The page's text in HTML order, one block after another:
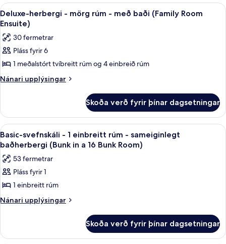
rúm
-
með
baði
(Standard
King
1
stórt
tvíbreitt
rúm
baði
(Standard
King
Skoða
allar
myndir
fyrir
Deluxe-
herbergi
-
-
með
baði
(Family
Room
Ensuite)
Deluxe-herbergi - mörg rúm - með
15
Deluxe-herbergi - mörg rúm - með baði (Family Room
Ensuite)
30 fermetrar
Pláss fyrir 6
1 meðalstórt tvíbreitt rúm og 4 einbreið rúm
Nánari upplýsingar
Nánari
herbergi
mörg
rúm
með
baði
Room
Ensuite)
Skoða verð fyrir þínar dagsetningar
Skoða
allar
myndir
fyrir
Basic-
svefnskáli
-
rúm
Dúnsængur, skrifborð, myrkratjöld/-
13
Basic-svefnskáli - 1 einbreitt rúm - sameiginlegt
baðherbergi (Bunk in a 16 Bunk Room)
53 fermetrar
Pláss fyrir 1
1 einbreitt rúm
Nánari upplýsingar
Nánari
svefnskáli
Skoða verð fyrir þínar dagsetningar